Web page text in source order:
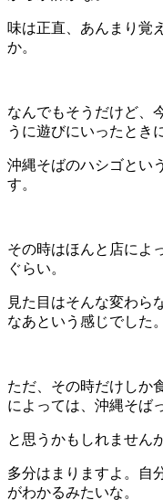
味は正直、あんまり覚
か。
なんでもそうだけど、
うに遊びにいったとき
沖縄そばのハシゴとい
す。
その時はほんと店によ
ぐらい。
見た目はそんな変わら
なあという感じでした。
ただ、その時だけしか
によっては、沖縄そば
と思うかもしれません
多分はまりますよ。自
がわかるみたいな。